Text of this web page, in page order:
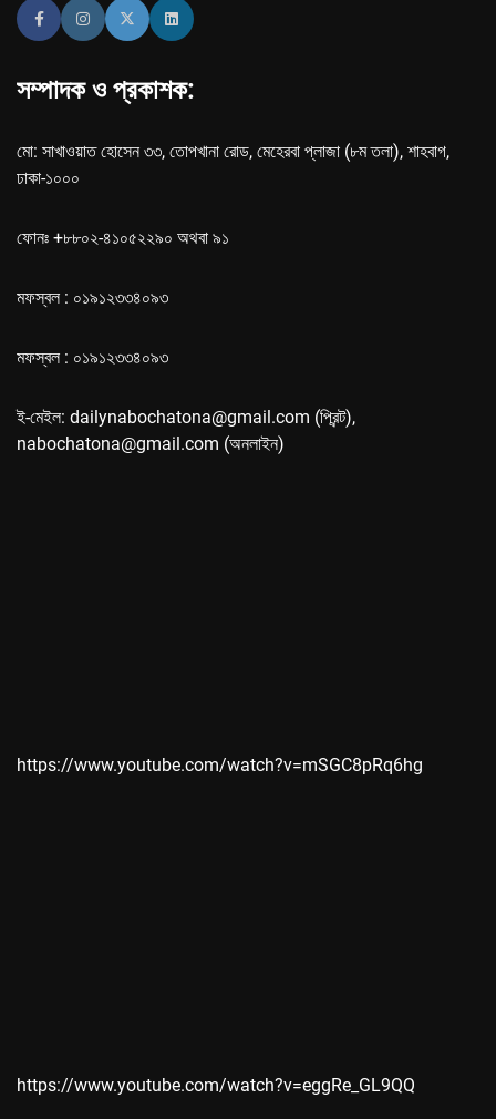
সম্পাদক ও প্রকাশক:
মো: সাখাওয়াত হোসেন ৩৩, তোপখানা রোড, মেহেরবা প্লাজা (৮ম তলা), শাহবাগ,
ঢাকা-১০০০
ফোনঃ +৮৮০২-৪১০৫২২৯০ অথবা ৯১
মফস্বল : ০১৯১২৩৩৪০৯৩
মফস্বল : ০১৯১২৩৩৪০৯৩
ই-মেইল: dailynabochatona@gmail.com (প্রিন্ট),
nabochatona@gmail.com (অনলাইন)
https://www.youtube.com/watch?v=mSGC8pRq6hg
https://www.youtube.com/watch?v=eggRe_GL9QQ